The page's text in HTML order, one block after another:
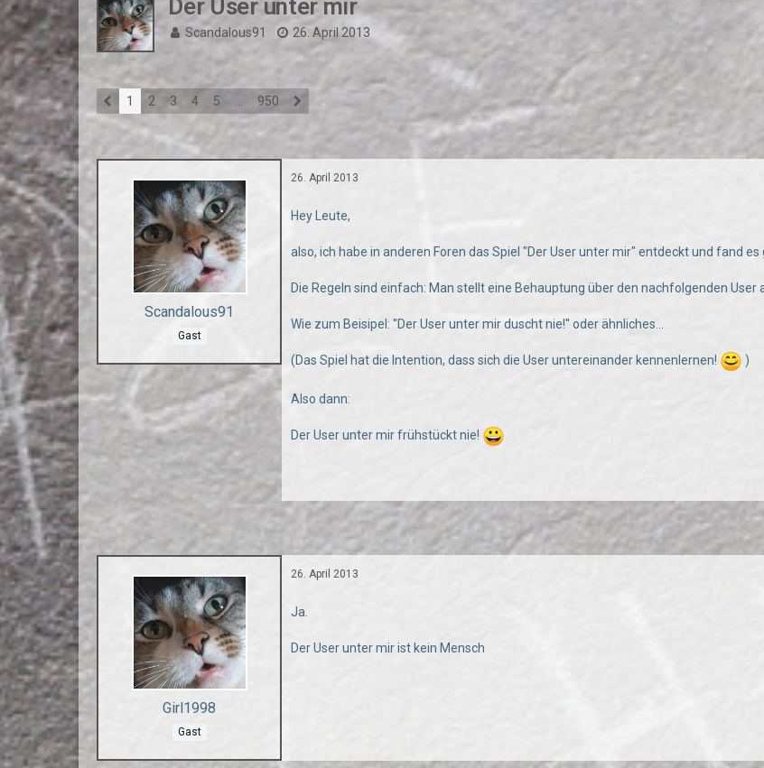
Der User unter mir
Scandalous91 26. April 2013
1 2 3 4 5 950
Scandalous91
Gast
26. April 2013
Hey Leute,
also, ich habe in anderen Foren das Spiel "Der User unter mir" entdeckt und fand
Die Regeln sind einfach: Man stellt eine Behauptung über den nachfolgenden User
Wie zum Beisipel: ''Der User unter mir duscht nie!'' oder ähnliches...
(Das Spiel hat die Intention, dass sich die User untereinander kennenlernen! )
Also dann:
Der User unter mir frühstückt nie!
Girl1998
Gast
26. April 2013
Ja.
Der User unter mir ist kein Mensch